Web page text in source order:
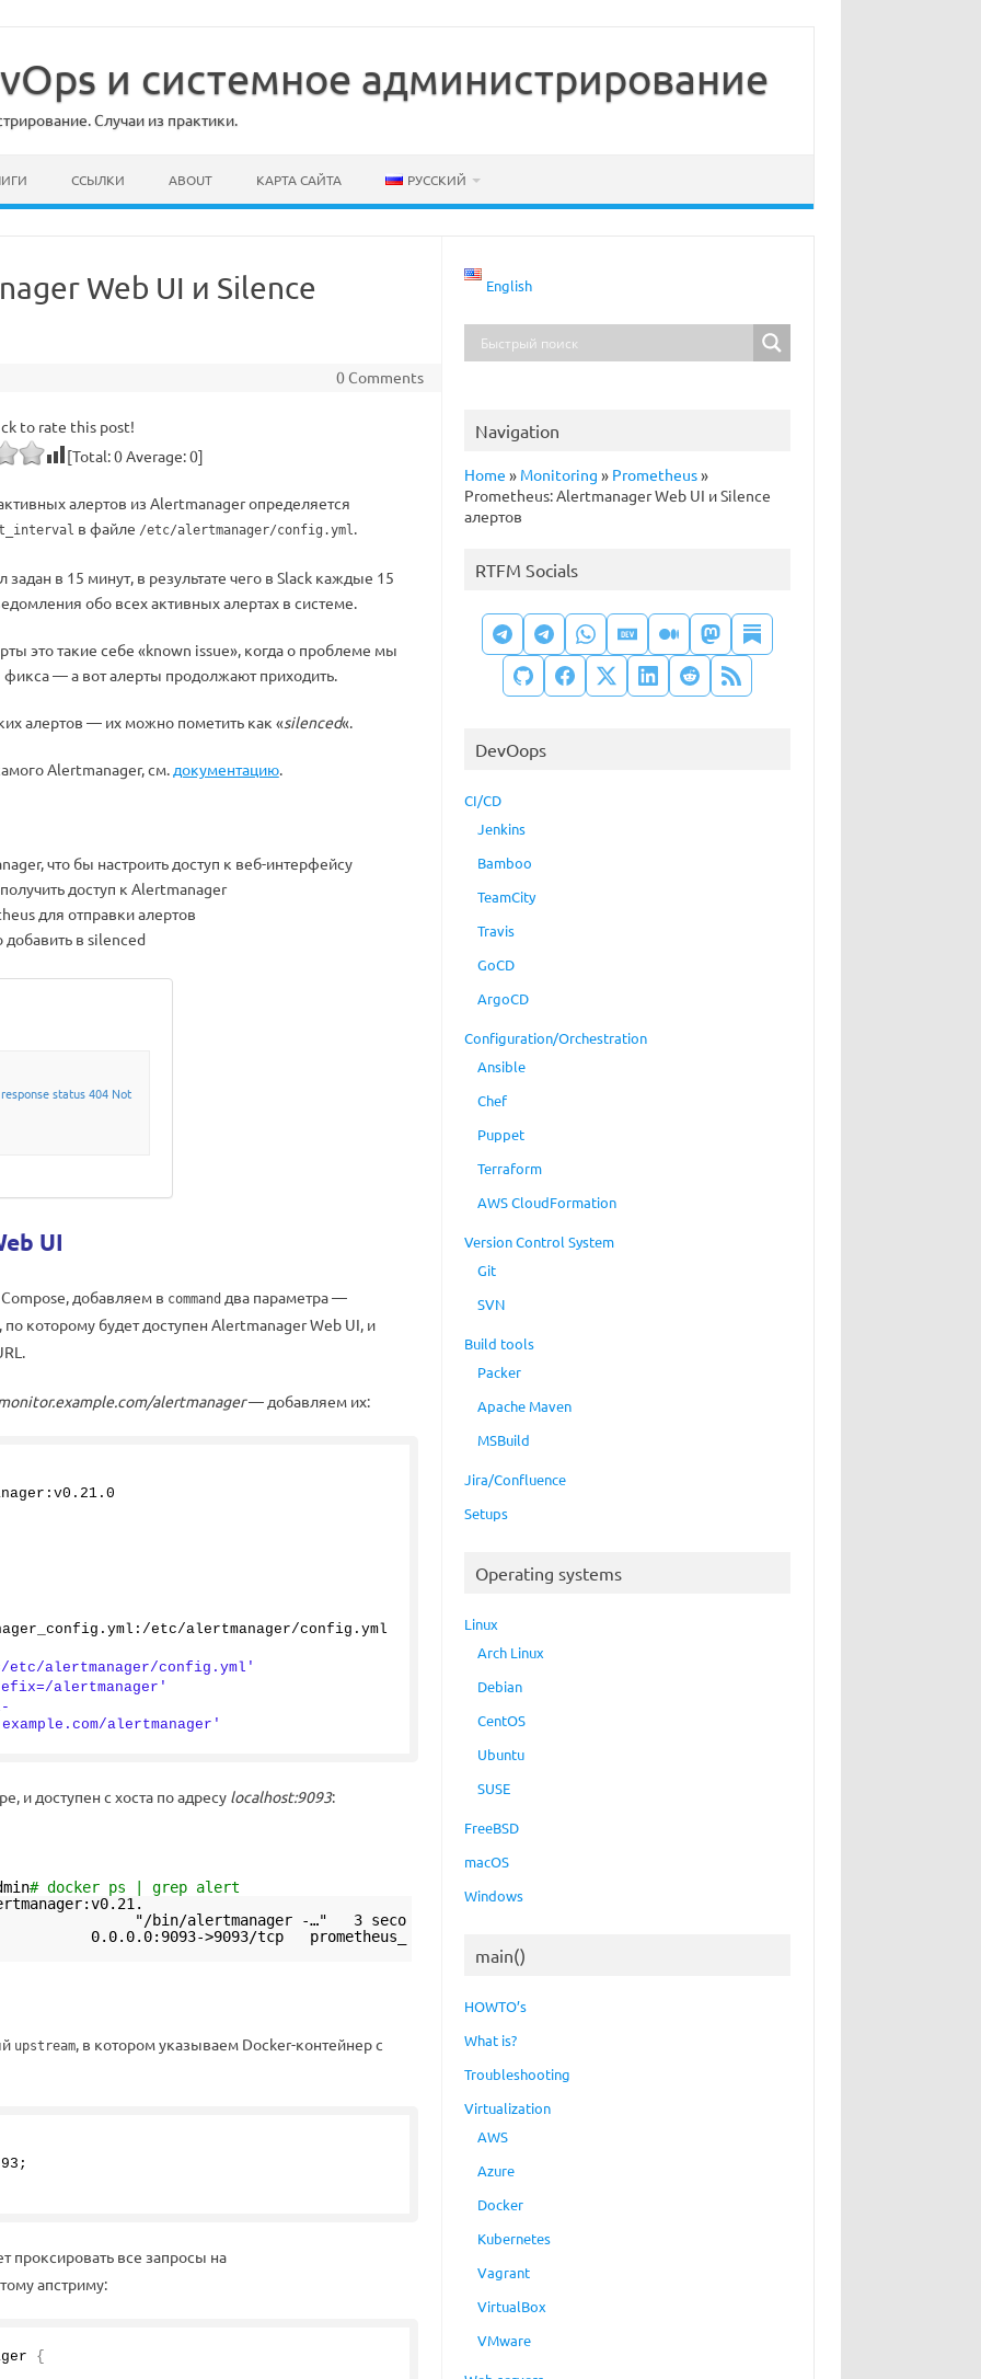
и системное администрирование
Случаи из практики.
ССЫЛКИ ABOUT КАРТА САЙТА РУССКИЙ
Web UI и Silence
0 Comments
to rate this post!
[Total:0Average:0]
алертов из Alertmanager определяется
в файле /etc/alertmanager/config.yml.
задан в 15 минут, в результате чего в Slack каждые 15
обо всех активных алертах в системе.
это такие себе «known issue», когда о проблеме мы
— а вот алерты продолжают приходить.
алертов — их можно пометить как «silenced«.
Alertmanager, см. документацию.
что бы настроить доступ к веб-интерфейсу
доступ к Alertmanager
для отправки алертов
добавить в silenced
status 404 Not
UI
добавляем в command два параметра —
которому будет доступен Alertmanager Web UI, и
alertmanager— добавляем их:
21. 0
yml :/etc/alertmanager/config. yml
alertmanager/config.yml'
alertmanager'
alertmanager'
и доступен с хоста по адресу localhost:9093:
# docker ps | grep alert
-…" 3 seco
>9093/tcp prometheus_
upstream, в котором указываем Docker-контейнер с
;
проксировать все запросы на
апстриму:
{
English
Navigation
Home » Monitoring » Prometheus»
Prometheus: Alertmanager Web UI и Silence
алертов
RTFM Socials
DevOops
CI/CD
Jenkins
Bamboo
TeamCity
Travis
GoCD
ArgoCD
Configuration/Orchestration
Ansible
Chef
Puppet
Terraform
AWS CloudFormation
Version Control System
Git
SVN
Build tools
Packer
Apache Maven
MSBuild
Jira/Confluence
Setups
Operating systems
Linux
Arch Linux
Debian
CentOS
Ubuntu
SUSE
FreeBSD
macOS
Windows
main()
HOWTO’s
What is?
Troubleshooting
Virtualization
AWS
Azure
Docker
Kubernetes
Vagrant
VirtualBox
VMware